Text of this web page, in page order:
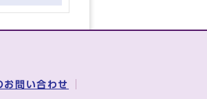
お問い合わせ